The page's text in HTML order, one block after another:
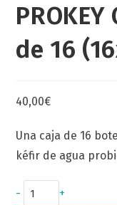
PROKEY
de 16
40,00€
Una caja de 16
kéfir de agua
- +